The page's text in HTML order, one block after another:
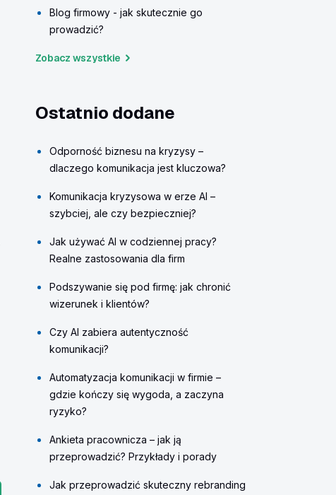
Blog firmowy - jak skutecznie go
prowadzić?
Zobacz wszystkie
Ostatnio dodane
Odporność biznesu na kryzysy –
dlaczego komunikacja jest kluczowa?
Komunikacja kryzysowa w erze AI –
szybciej, ale czy bezpieczniej?
Jak używać AI w codziennej pracy?
Realne zastosowania dla firm
Podszywanie się pod firmę: jak chronić
wizerunek i klientów?
Czy AI zabiera autentyczność
komunikacji?
Automatyzacja komunikacji w firmie –
gdzie kończy się wygoda, a zaczyna
ryzyko?
Ankieta pracownicza – jak ją
przeprowadzić? Przykłady i porady
Jak przeprowadzić skuteczny rebranding